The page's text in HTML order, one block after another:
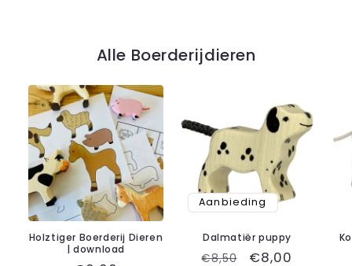
Alle Boerderijdieren
Holztiger Boerderij Dieren
| download
Aanbieding
Dalmatiër puppy
Normale
€8,50 €8,00